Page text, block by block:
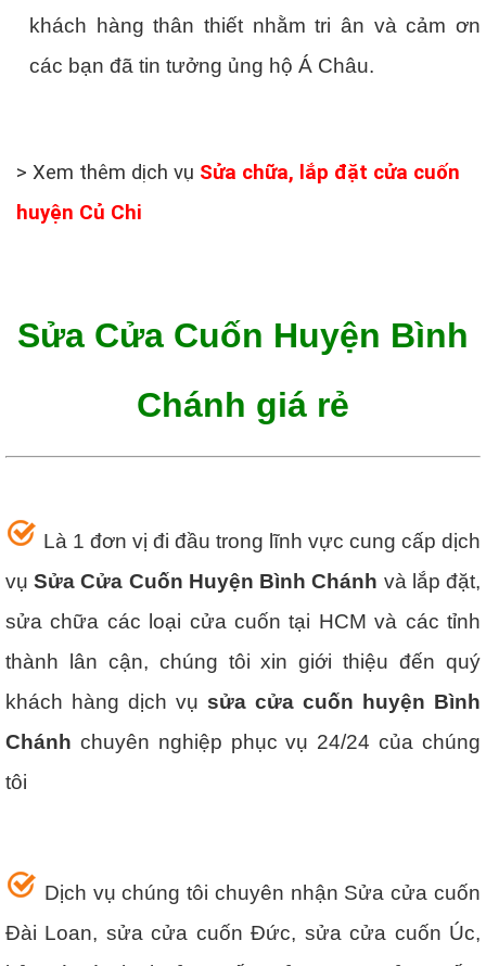
khách hàng thân thiết nhằm tri ân và cảm ơn
các bạn đã tin tưởng ủng hộ Á Châu.
> Xem thêm dịch vụ Sửa chữa, lắp đặt cửa cuốn
huyện Củ Chi
Sửa Cửa Cuốn Huyện Bình
Chánh giá rẻ
Là 1 đơn vị đi đầu trong lĩnh vực cung cấp dịch
vụSửa Cửa Cuốn Huyện Bình Chánh và lắp đặt,
sửa chữa các loại cửa cuốn tại HCM và các tỉnh
thành lân cận, chúng tôi xin giới thiệu đến quý
khách hàng dịch vụ sửa cửa cuốn huyện Bình
Chánh chuyên nghiệp phục vụ 24/24 của chúng
tôi
Dịch vụ chúng tôi chuyên nhận Sửa cửa cuốn
Đài Loan, sửa cửa cuốn Đức, sửa cửa cuốn Úc,